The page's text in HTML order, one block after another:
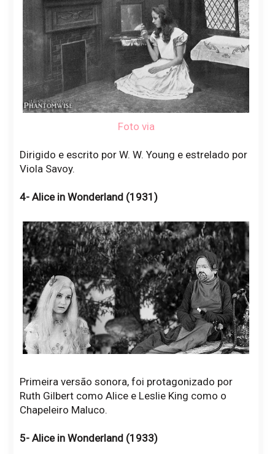
Foto via
Dirigido e escrito por W. W. Young e estrelado por
Viola Savoy.
4- Alice in Wonderland (1931)
Primeira versão sonora, foi protagonizado por
Ruth Gilbert como Alice e Leslie King como o
Chapeleiro Maluco.
5- Alice in Wonderland (1933)